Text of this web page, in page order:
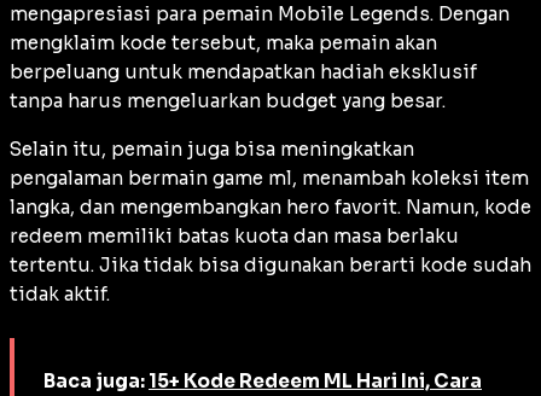
mengapresiasi para pemain Mobile Legends. Dengan
mengklaim kode tersebut, maka pemain akan
berpeluang untuk mendapatkan hadiah eksklusif
tanpa harus mengeluarkan budget yang besar.
Selain itu, pemain juga bisa meningkatkan
pengalaman bermain game ml, menambah koleksi item
langka, dan mengembangkan hero favorit. Namun, kode
redeem memiliki batas kuota dan masa berlaku
tertentu. Jika tidak bisa digunakan berarti kode sudah
tidak aktif.
Baca juga: 15+ Kode Redeem ML Hari Ini, Cara